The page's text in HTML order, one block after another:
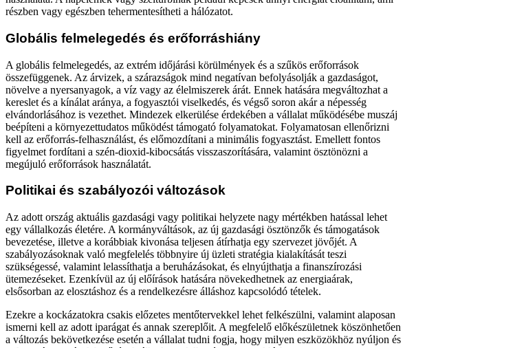
részben vagy egészben tehermentesítheti a hálózatot.
Globális felmelegedés és erőforráshiány
A globális felmelegedés, az extrém időjárási körülmények és a szűkös erőforrások
összefüggenek. Az árvizek, a szárazságok mind negatívan befolyásolják a gazdaságot,
növelve a nyersanyagok, a víz vagy az élelmiszerek árát. Ennek hatására megváltozhat a
kereslet és a kínálat aránya, a fogyasztói viselkedés, és végső soron akár a népesség
elvándorlásához is vezethet. Mindezek elkerülése érdekében a vállalat működésébe muszáj
beépíteni a környezettudatos működést támogató folyamatokat. Folyamatosan ellenőrizni
kell az erőforrás-felhasználást, és előmozdítani a minimális fogyasztást. Emellett fontos
figyelmet fordítani a szén-dioxid-kibocsátás visszaszorítására, valamint ösztönözni a
megújuló erőforrások használatát.
Politikai és szabályozói változások
Az adott ország aktuális gazdasági vagy politikai helyzete nagy mértékben hatással lehet
egy vállalkozás életére. A kormányváltások, az új gazdasági ösztönzők és támogatások
bevezetése, illetve a korábbiak kivonása teljesen átírhatja egy szervezet jövőjét. A
szabályozásoknak való megfelelés többnyire új üzleti stratégia kialakítását teszi
szükségessé, valamint lelassíthatja a beruházásokat, és elnyújthatja a finanszírozási
ütemezéseket. Ezenkívül az új előírások hatására növekedhetnek az energiaárak,
elsősorban az elosztáshoz és a rendelkezésre álláshoz kapcsolódó tételek.
Ezekre a kockázatokra csakis előzetes mentőtervekkel lehet felkészülni, valamint alaposan
ismerni kell az adott iparágat és annak szereplőit. A megfelelő előkészületnek köszönhetően
a változás bekövetkezése esetén a vállalat tudni fogja, hogy milyen eszközökhöz nyúljon és